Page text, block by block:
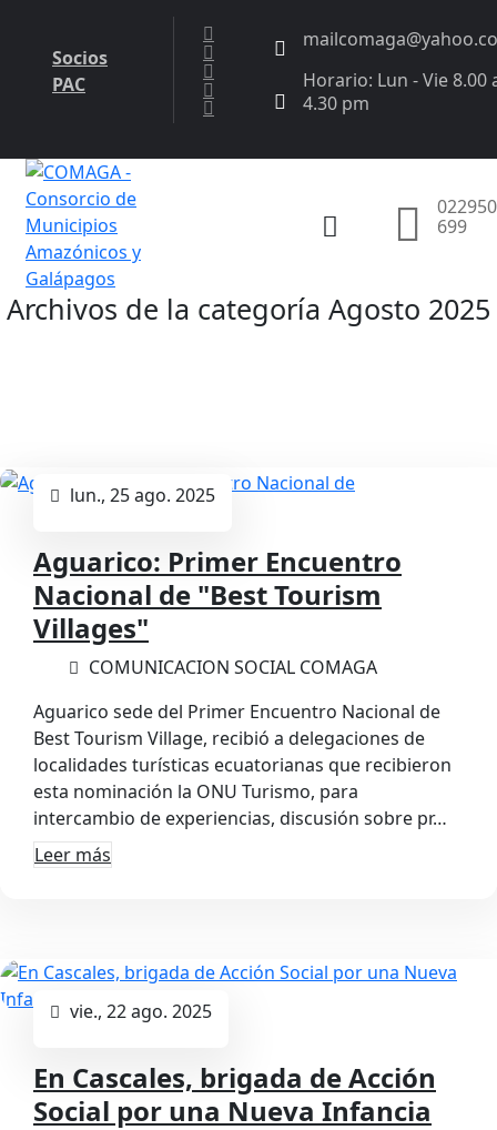
Socios
PAC
Horario: Lun - Vie 8.00
4.30 pm
022950
699
Archivos de la categoría Agosto 2025
lun., 25 ago. 2025
Aguarico: Primer Encuentro
Nacional de "Best Tourism
Villages"
COMUNICACION SOCIAL COMAGA
Aguarico sede del Primer Encuentro Nacional de
Best Tourism Village, recibió a delegaciones de
localidades turísticas ecuatorianas que recibieron
esta nominación la ONU Turismo, para
intercambio de experiencias, discusión sobre pr…
Leer más
vie., 22 ago. 2025
En Cascales, brigada de Acción
Social por una Nueva Infancia